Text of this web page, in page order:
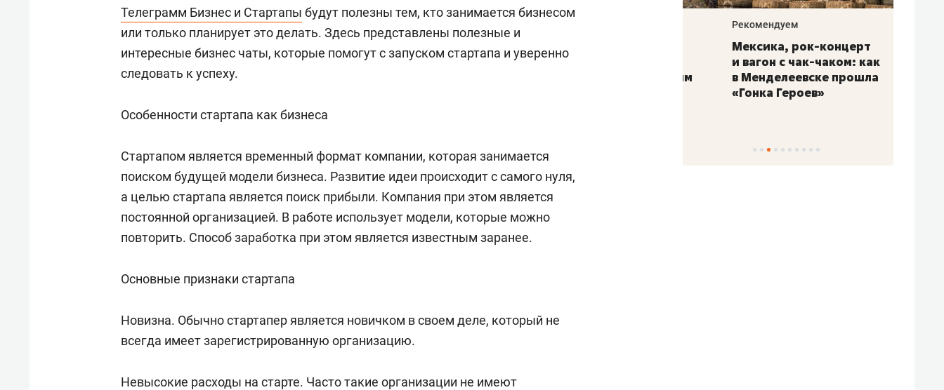
Телеграмм Бизнес и Стартапы будут полезны тем, кто занимается бизнесом
или только планирует это делать. Здесь представлены полезные и
интересные бизнес чаты, которые помогут с запуском стартапа и уверенно
следовать к успеху.
Особенности стартапа как бизнеса
Стартапом является временный формат компании, которая занимается
поиском будущей модели бизнеса. Развитие идеи происходит с самого нуля,
а целью стартапа является поиск прибыли. Компания при этом является
постоянной организацией. В работе использует модели, которые можно
повторить. Способ заработка при этом является известным заранее.
Основные признаки стартапа
Новизна. Обычно стартапер является новичком в своем деле, который не
всегда имеет зарегистрированную организацию.
Невысокие расходы на старте. Часто такие организации не имеют
Рекомендуем
Как ГК «МИР ГРУПП» и ВТБ
создают оазис жилого
комфорта под Казанью
Рекомендуем
ID вместо ключа: какой будет
природе, работа
Рекомендуем
Мексика, рок-концерт
и вагон с чак-чаком: как
в Менделеевске прошла
«Гонка Героев»